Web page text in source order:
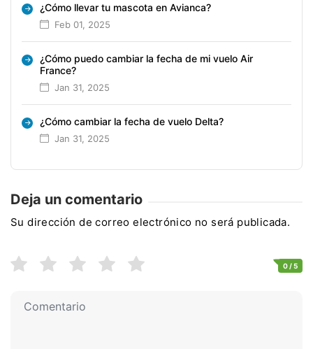
¿Cómo llevar tu mascota en Avianca?
Feb 01, 2025
¿Cómo puedo cambiar la fecha de mi vuelo Air
France?
Jan 31, 2025
¿Cómo cambiar la fecha de vuelo Delta?
Jan 31, 2025
Deja un comentario
Su dirección de correo electrónico no será publicada.
0/ 5